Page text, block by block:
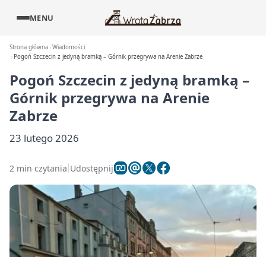
MENU
Strona główna Wiadomości
Pogoń Szczecin z jedyną bramką – Górnik przegrywa na Arenie Zabrze
Pogoń Szczecin z jedyną bramką –
Górnik przegrywa na Arenie
Zabrze
23 lutego 2026
2 min czytania Udostępnij